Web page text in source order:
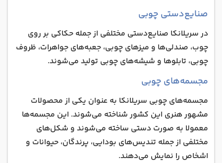
صنایع‌دستی چوبی
در سریلانکا صنایع‌دستی مختلفی از جمله حکاکی بر روی
چوب، صندلی‌ها و میزهای چوبی، جعبه‌های جواهرات، ظروف
چوبی، تابلوها و شیشه‌های چوبی تولید می‌شوند.
مجسمه‌های چوبی
مجسمه‌های چوبی سریلانکا به عنوان یکی از محصولات
مشهور هنری این کشور شناخته می‌شوند. این مجسمه‌ها
معمولا به صورت دستی ساخته می‌شوند و شکل‌های
مختلفی از جمله تندیس‌های بودایی، پرندگان، حیوانات و
اشخاص را نمایش می‌دهند.